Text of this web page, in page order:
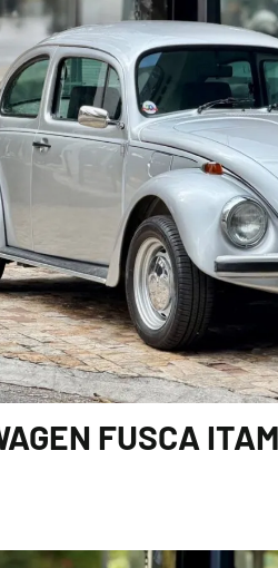
FUSCA